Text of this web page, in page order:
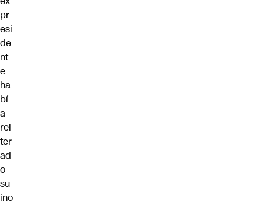
pr
esi
de
nt
e
ha
bí
a
rei
ter
ad
o
su
ino